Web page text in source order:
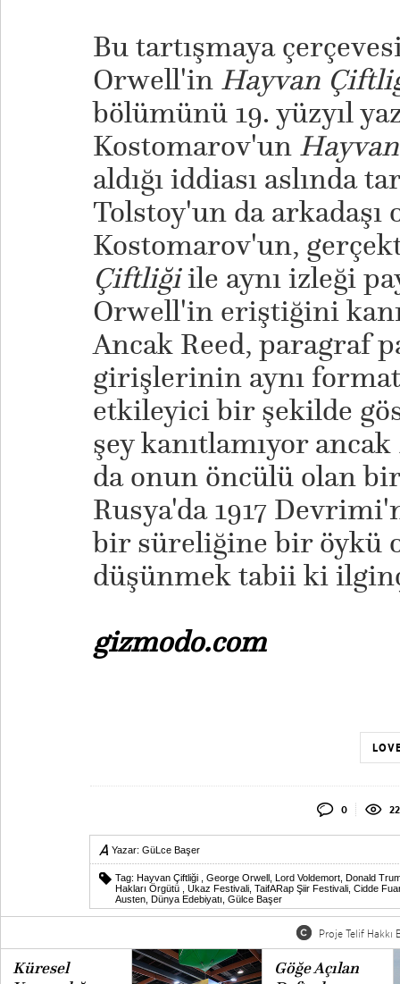
Bu tartışmaya
Orwell'in Hayvan
bölümünü 19. yüzyıl
Kostomarov'un
aldığı iddiası aslında
Tolstoy'un da
Kostomarov'un,
Çiftliğiile aynı izleği
Orwell'in eriştiğini
Ancak Reed, paragraf
girişlerinin aynı
etkileyici bir şekilde
şey kanıtlamıyor ancak
da onun öncülü olan
Rusya'da 1917
bir süreliğine bir öykü
düşünmek tabii ki
gizmodo.com
0
Yazar: GüLce Başer
Tag: Hayvan Çiftliği George Orwell Lord Voldemort Donald
Hakları Örgütü
Ukaz Festivali TaifARap Şiir Festivali Cidde
Austen Dünya Edebiyatı Gülce Başer
Proje Telif Hakkı
Küresel
Göğe Açılan